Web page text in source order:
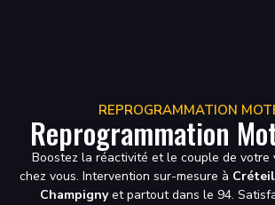
REPROGRAMMATION
Reprogrammation
Boostez la réactivité et le couple de votre
chez vous. Intervention sur-mesure à
Champignyet partout dans le 94.